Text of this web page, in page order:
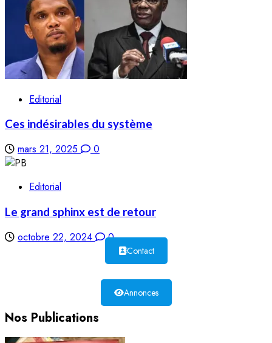
Editorial
Ces indésirables du système
mars 21, 2025 0
Editorial
Le grand sphinx est de retour
octobre 22, 2024 0
Contact
Annonces
Nos Publications